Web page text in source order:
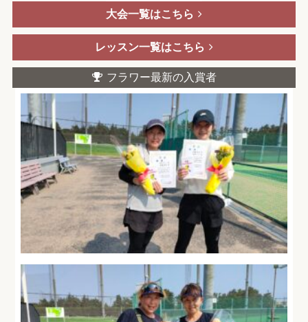
大会一覧はこちら
レッスン一覧はこちら
フラワー最新の入賞者